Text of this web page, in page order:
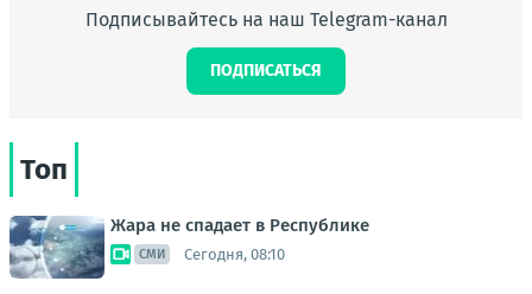
Подписывайтесь на наш Telegram-канал
ПОДПИСАТЬСЯ
Топ
Жара не спадает в Республике
СМИ Сегодня, 08:10